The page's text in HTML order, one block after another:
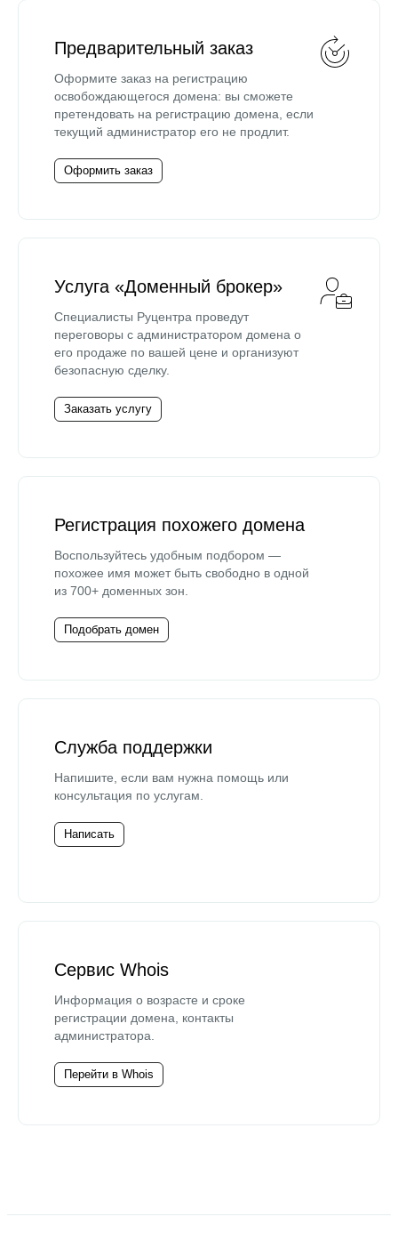
Предварительный заказ
Оформите заказ на регистрацию
освобождающегося домена: вы сможете
претендовать на регистрацию домена, если
текущий администратор его не продлит.
Оформить заказ
Услуга «Доменный брокер»
Специалисты Руцентра проведут
переговоры с администратором домена о
его продаже по вашей цене и организуют
безопасную сделку.
Заказать услугу
Регистрация похожего домена
Воспользуйтесь удобным подбором —
похожее имя может быть свободно в одной
из 700+ доменных зон.
Подобрать домен
Служба поддержки
Напишите, если вам нужна помощь или
консультация по услугам.
Написать
Сервис Whois
Информация о возрасте и сроке
регистрации домена, контакты
администратора.
Перейти в Whois